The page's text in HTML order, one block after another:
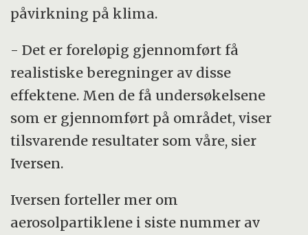
påvirkning på klima.
- Det er foreløpig gjennomført få
realistiske beregninger av disse
effektene. Men de få undersøkelsene
som er gjennomført på området, viser
tilsvarende resultater som våre, sier
Iversen.
Iversen forteller mer om
aerosolpartiklene i siste nummer av